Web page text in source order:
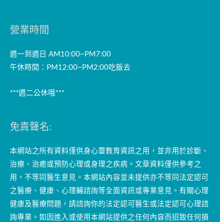
營業時間
週一到週日 AM10:00~PM7:00
午休時間：PM12:00~PM2:00吃飯去
***週二公休哦***
免責聲名:
本網站之所有資料僅供身心靈教育資訊之用，並非用於診斷、
治療、治癒或預防心理或身理之疾病。文章資料僅供參考之
用，不等同醫生意見。本網站內容並未提供亦不等同法定認可
之醫療、健康、心理輔諮詢等全面資訊或專業意見。有關心理
健康及醫療問題，請諮詢你的法定認可醫生或法定認可心理諮
詢專業。如因進入或使用本網站提供之任何內容而招致任何損